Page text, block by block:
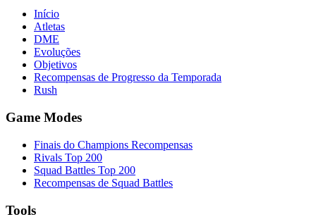
Início
Atletas
DME
Evoluções
Objetivos
Recompensas de Progresso da Temporada
Rush
Game Modes
Finais do Champions Recompensas
Rivals Top 200
Squad Battles Top 200
Recompensas de Squad Battles
Tools